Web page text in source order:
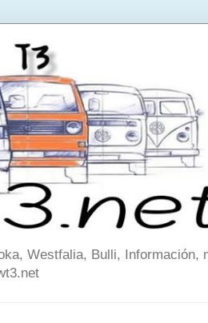
Westfalia, Bulli, Información,